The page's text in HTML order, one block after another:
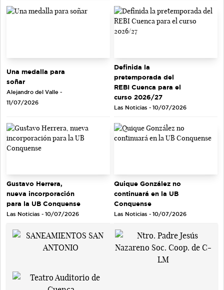
Una medalla para
soñar
Alejandro del Valle -
11/07/2026
Definida la
pretemporada del
REBI Cuenca para el
curso 2026/27
Las Noticias - 10/07/2026
Gustavo Herrera,
nueva incorporación
para la UB Conquense
Las Noticias - 10/07/2026
Quique González no
continuará en la UB
Conquense
Las Noticias - 10/07/2026